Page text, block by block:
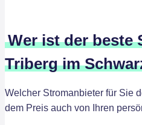
Wer ist der beste
Triberg im
Welcher Stromanbieter für Sie
dem Preis auch von Ihren